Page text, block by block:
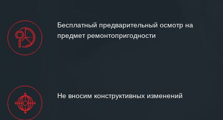
Бесплатный предварительный осмотр на
предмет ремонтопригодности
Не вносим конструктивных изменений